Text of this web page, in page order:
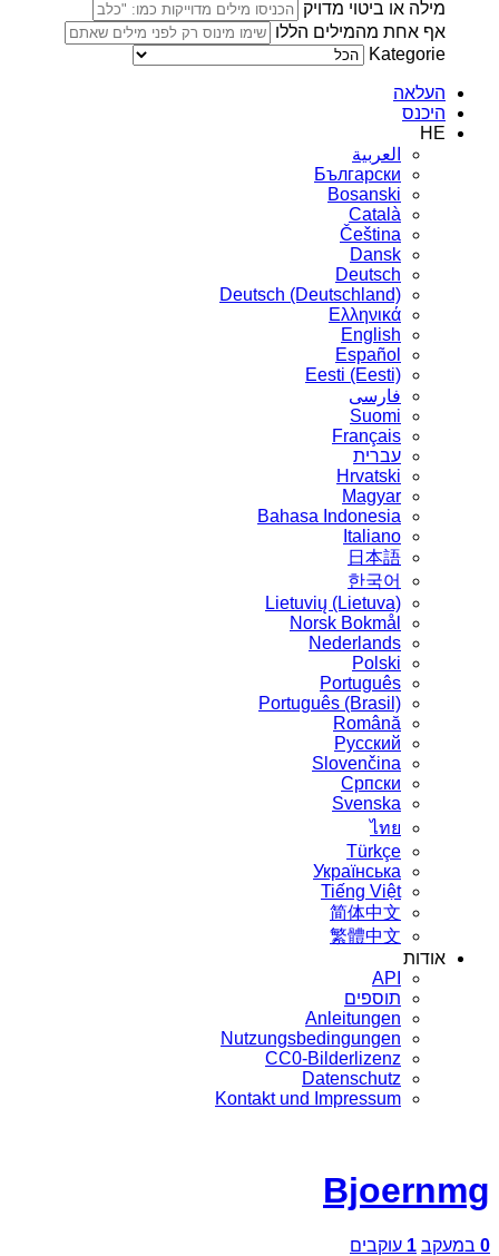
מילה או ביטוי מדויק
אף אחת מהמילים הללו
Kategorie
העלאה
היכנס
HE
العربية
Български
Bosanski
Сatalà
Čeština
Dansk
Deutsch
Deutsch (Deutschland)
Ελληνικά
English
Español
Eesti (Eesti)
فارسی
Suomi
Français
עברית
Hrvatski
Magyar
Bahasa Indonesia
Italiano
日本語
한국어
Lietuvių (Lietuva)
‪Norsk Bokmål‬
Nederlands
Polski
Português
Português (Brasil)
Română
Русский
Slovenčina
Српски
Svenska
ไทย
Türkçe
Українська
Tiếng Việt
简体中文
繁體中文
אודות
API
תוספים
Anleitungen
Nutzungsbedingungen
CC0-Bilderlizenz
Datenschutz
Kontakt und Impressum
Bjoernmg
0 במעקב 1 עוקבים